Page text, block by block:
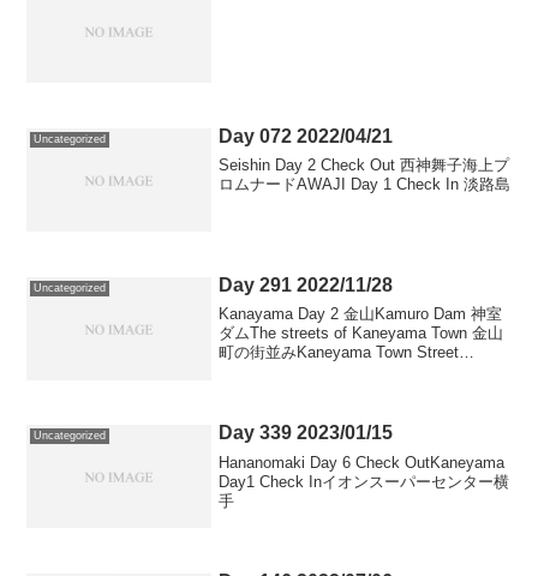
Uncategorized Day 072 2022/04/21
Seishin Day 2 Check Out 西神舞子海上プ
ロムナードAWAJI Day 1 Check In 淡路島
Uncategorized Day 291 2022/11/28
Kanayama Day 2 金山Kamuro Dam 神室
ダムThe streets of Kaneyama Town 金山
町の街並みKaneyama Town Street
Uncategorized Day 339 2023/01/15
Hananomaki Day 6 Check OutKaneyama
Day1 Check Inイオンスーパーセンター横
手